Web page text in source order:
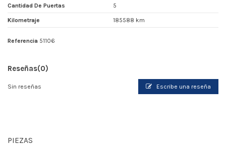
Cantidad De Puertas 5
Kilometraje 185588 km
Referencia 51106
Reseñas(0)
Sin reseñas Escribe una reseña
PIEZAS